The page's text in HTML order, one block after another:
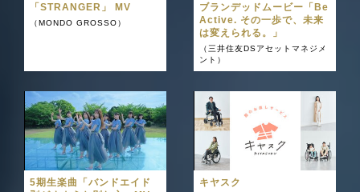
「STRANGER」 MV
（MONDO GROSSO）
ブランデッドムービー「Be
Active. その一歩で、未来
は変えられる。」
（三井住友DSアセットマネジメ
ント）
5期生楽曲「バンドエイド
キヤスク